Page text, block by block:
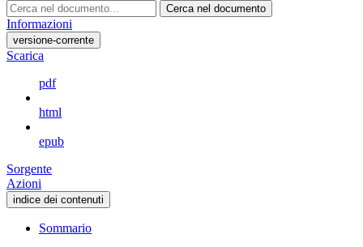
Cerca nel documento
Informazioni
versione-corrente
Scarica
pdf
html
epub
Sorgente
Azioni
indice dei contenuti
Sommario